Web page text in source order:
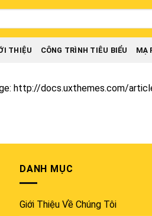
THIỆU CÔNG TRÌNH TIÊU BIỂU MẠ
http://docs.uxthemes.com/
DANH MỤC
Giới Thiệu Về Chúng Tôi